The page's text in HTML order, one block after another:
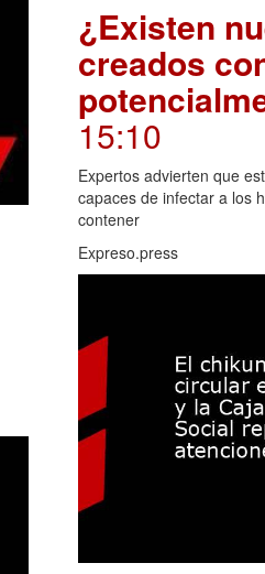
¿Existen
creados
15:10
Expertos advierten que
capaces de infectar a los
contener
Expreso.press